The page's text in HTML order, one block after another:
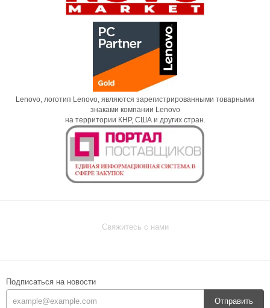
Lenovo, логотип Lenovo, являются зарегистрированными товарными
знаками компании Lenovo
на территории КНР, США и других стран.
Свяжитесь с нами
Подписаться на новости
Отправить